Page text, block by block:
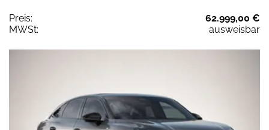
Preis:
62.999,00 €
MWSt:
ausweisbar